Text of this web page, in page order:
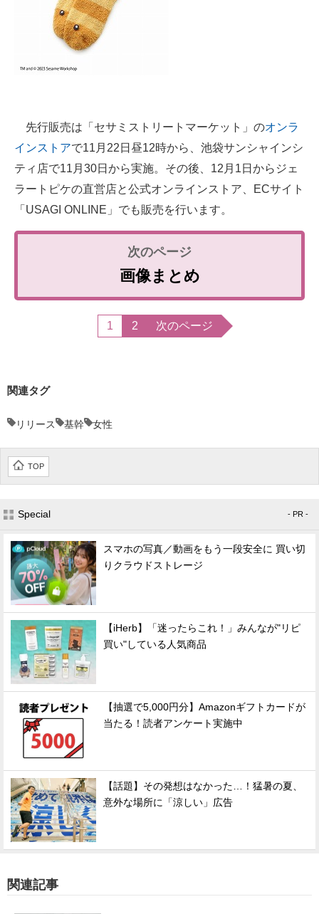
先行販売は「セサミストリートマーケット」のオンラ
インストアで11月22日昼12時から、池袋サンシャインシ
ティ店で11月30日から実施。その後、12月1日からジェ
ラートピケの直営店と公式オンラインストア、ECサイト
「USAGI ONLINE」でも販売を行います。
画像まとめ
1 2 次のページ
関連タグ
リリース 基幹 女性
TOP
Special - PR -
スマホの写真／動画をもう一段安全に 買い切
りクラウドストレージ
【iHerb】「迷ったらこれ！」みんなが"リピ
買い"している人気商品
【抽選で5,000円分】Amazonギフトカードが
当たる！読者アンケート実施中
【話題】その発想はなかった…！猛暑の夏、
意外な場所に「涼しい」広告
関連記事